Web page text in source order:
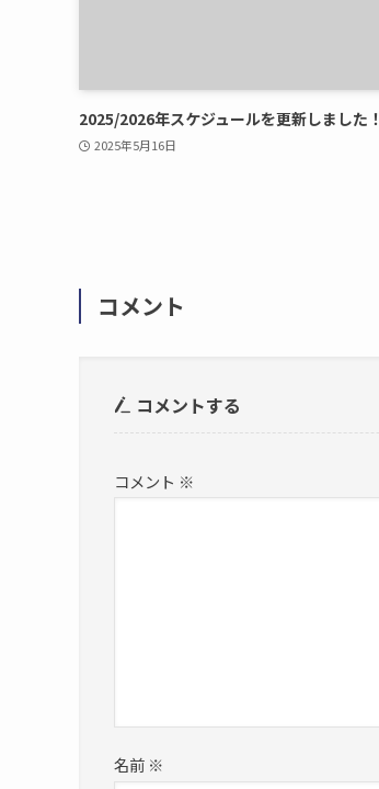
2025/2026年スケジュールを更新しました！
2025年5月16日
コメント
コメントする
コメント ※
名前 ※